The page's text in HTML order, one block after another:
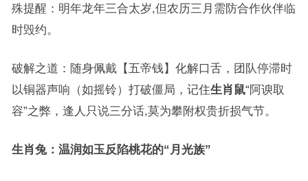
殊提醒：明年龙年三合太岁,但农历三月需防合作伙伴临
时毁约。
破解之道：随身佩戴【五帝钱】化解口舌，团队停滞时
以铜器声响（如摇铃）打破僵局，记住生肖鼠“阿谀取
容”之弊，逢人只说三分话,莫为攀附权贵折损气节。
生肖兔：温润如玉反陷桃花的“月光族”